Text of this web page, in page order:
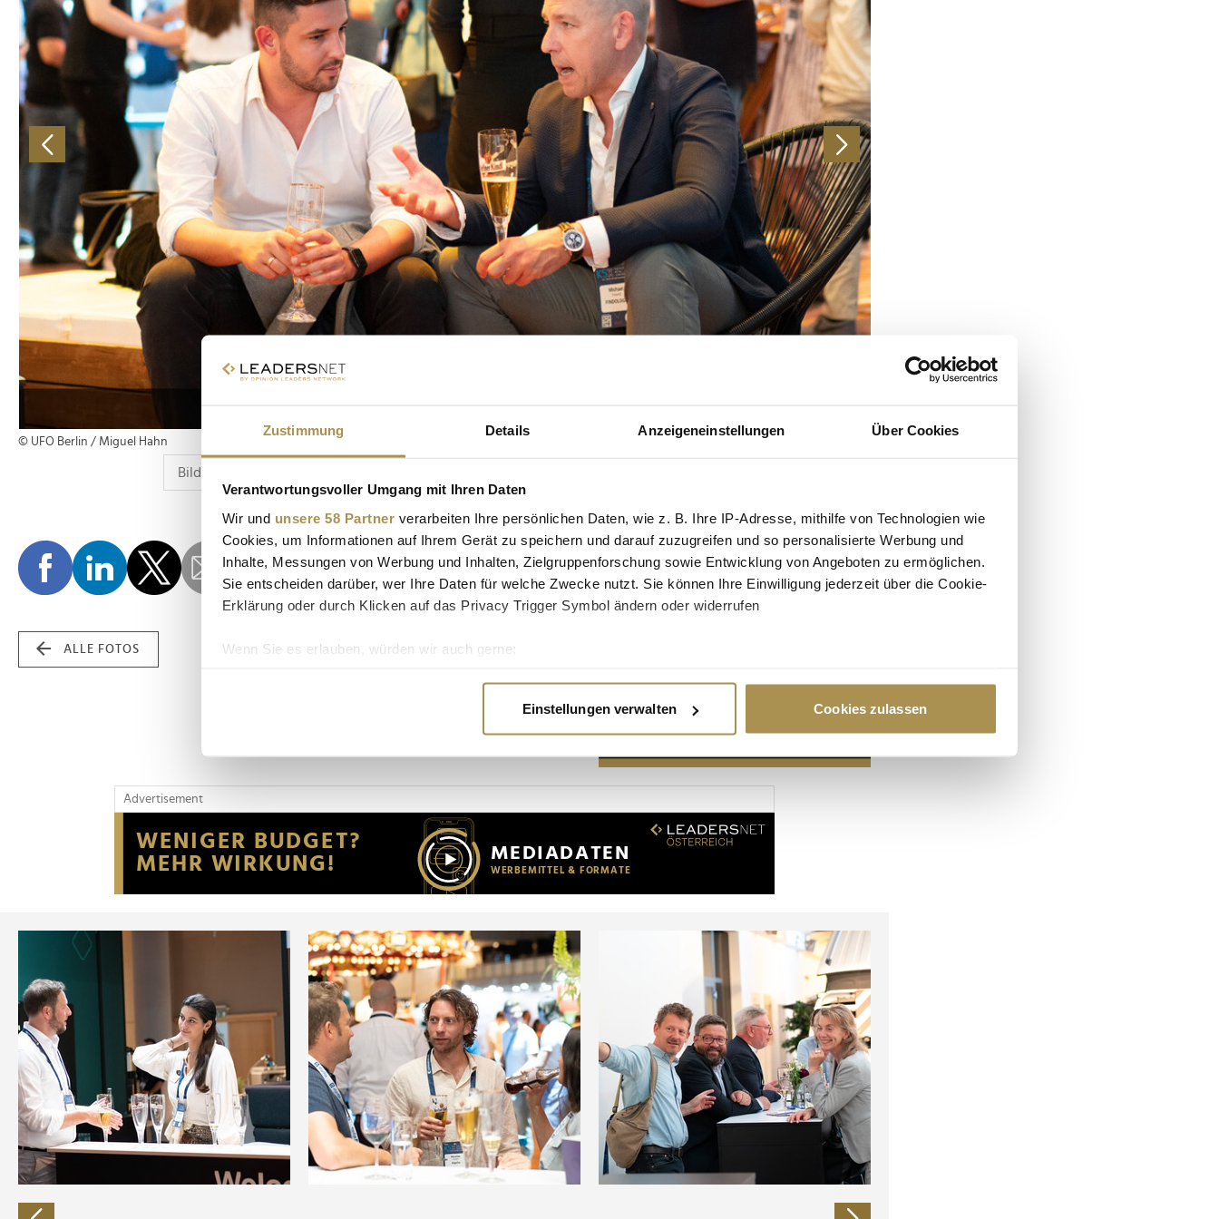
Zustimmung Details Anzeigeneinstellungen Über Cookies
Verantwortungsvoller Umgang mit Ihren Daten
Wir und unsere 58 Partner verarbeiten Ihre persönlichen Daten, wie z. B. Ihre IP-Adresse, mithilfe von Technologien wie
Cookies, um Informationen auf Ihrem Gerät zu speichern und darauf zuzugreifen und so personalisierte Werbung und
Inhalte, Messungen von Werbung und Inhalten, Zielgruppenforschung sowie Entwicklung von Angeboten zu ermöglichen.
Sie entscheiden darüber, wer Ihre Daten für welche Zwecke nutzt. Sie können Ihre Einwilligung jederzeit über die Cookie-
Erklärung oder durch Klicken auf das Privacy Trigger Symbol ändern oder widerrufen
Wenn Sie es erlauben, würden wir auch gerne:
Erfahren Sie mehr darüber, wie Ihre persönlichen Daten verarbeitet werden, und legen Sie Ihre Präferenzen im
Wir verwenden Cookies, um Inhalte und Anzeigen zu personalisieren, Funktionen für soziale Medien anbieten zu können
Website an unsere Partner für soziale Medien, Werbung und Analysen weiter. Unsere Partner führen diese Informationen
möglicherweise mit weiteren Daten zusammen, die Sie ihnen bereitgestellt haben oder die sie im Rahmen Ihrer Nutzung
der Dienste gesammelt haben.
Einstellungen verwalten Cookies zulassen
© UFO Berlin / Miguel Hahn
ALLE FOTOS
Advertisement
Advertisement